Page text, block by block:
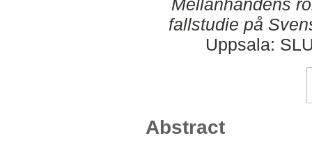
Mellanhandens
fallstudie på
Uppsala:
Abstract